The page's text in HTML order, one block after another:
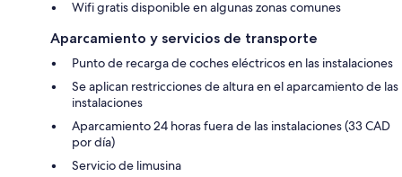
Wifi gratis disponible en algunas zonas comunes
Aparcamiento y servicios de transporte
Punto de recarga de coches eléctricos en las instalaciones
Se aplican restricciones de altura en el aparcamiento de las
instalaciones
Aparcamiento 24 horas fuera de las instalaciones (33 CAD
por día)
Servicio de limusina